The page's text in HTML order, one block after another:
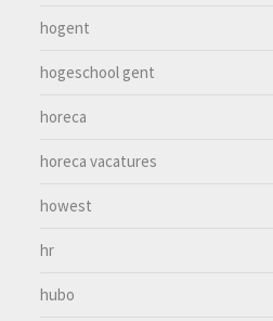
hogent
hogeschool gent
horeca
horeca vacatures
howest
hr
hubo